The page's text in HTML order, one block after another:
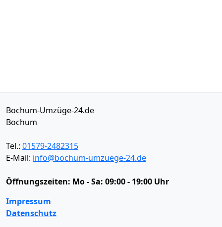
Bochum-Umzüge-24.de
Bochum
Tel.: 01579-2482315
E-Mail: info@bochum-umzuege-24.de
Öffnungszeiten: Mo - Sa: 09:00 - 19:00 Uhr
Impressum
Datenschutz